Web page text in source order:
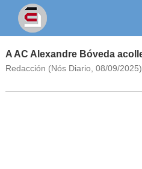
A AC Alexandre Bóveda
Redacción (Nós Diario, 08/09/2025)